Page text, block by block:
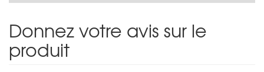
Donnez votre avis sur le
produit